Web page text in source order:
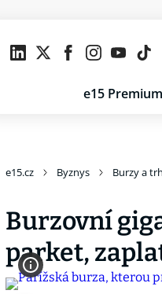
e15 Premium
e15.cz Byznys Burzy a
Burzovní
parket,